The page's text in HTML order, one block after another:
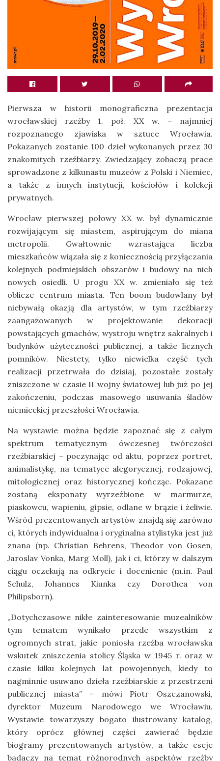
Pierwsza w historii monograficzna prezentacja
wrocławskiej rzeźby 1. poł. XX w. – najmniej
rozpoznanego zjawiska w sztuce Wrocławia.
Pokazanych zostanie 100 dzieł wykonanych przez 30
znakomitych rzeźbiarzy. Zwiedzający zobaczą prace
sprowadzone z kilkunastu muzeów z Polski i Niemiec,
a także z innych instytucji, kościołów i kolekcji
prywatnych.
Wrocław pierwszej połowy XX w. był dynamicznie
rozwijającym się miastem, aspirującym do miana
metropolii. Gwałtownie wzrastająca liczba
mieszkańców wiązała się z koniecznością przyłączania
kolejnych podmiejskich obszarów i budowy na nich
nowych osiedli. U progu XX w. zmieniało się też
oblicze centrum miasta. Ten boom budowlany był
niebywałą okazją dla artystów, w tym rzeźbiarzy
zaangażowanych w projektowanie dekoracji
powstających gmachów, wystroju wnętrz sakralnych i
budynków użyteczności publicznej, a także licznych
pomników. Niestety, tylko niewielka część tych
realizacji przetrwała do dzisiaj, pozostałe zostały
zniszczone w czasie II wojny światowej lub już po jej
zakończeniu, podczas masowego usuwania śladów
niemieckiej przeszłości Wrocławia.
Na wystawie można będzie zapoznać się z całym
spektrum tematycznym ówczesnej twórczości
rzeźbiarskiej – poczynając od aktu, poprzez portret,
animalistykę, na tematyce alegorycznej, rodzajowej,
mitologicznej oraz historycznej kończąc. Pokazane
zostaną eksponaty wyrzeźbione w marmurze,
piaskowcu, wapieniu, gipsie, odlane w brązie i żeliwie.
Wśród prezentowanych artystów znajdą się zarówno
ci, których indywidualna i oryginalna stylistyka jest już
znana (np. Christian Behrens, Theodor von Gosen,
Jaroslav Vonka, Marg Moll), jak i ci, którzy w dalszym
ciągu oczekują na odkrycie i docenienie (m.in. Paul
Schulz, Johannes Kiunka czy Dorothea von
Philipsborn).
„Dotychczasowe nikłe zainteresowanie muzealników
tym tematem wynikało przede wszystkim z
ogromnych strat, jakie poniosła rzeźba wrocławska
wskutek zniszczenia stolicy Śląska w 1945 r. oraz w
czasie kilku kolejnych lat powojennych, kiedy to
nagminnie usuwano dzieła rzeźbiarskie z przestrzeni
publicznej miasta” – mówi Piotr Oszczanowski,
dyrektor Muzeum Narodowego we Wrocławiu.
Wystawie towarzyszy bogato ilustrowany katalog,
który oprócz głównej części zawierać będzie
biogramy prezentowanych artystów, a także eseje
badaczy na temat różnorodnych aspektów rzeźby